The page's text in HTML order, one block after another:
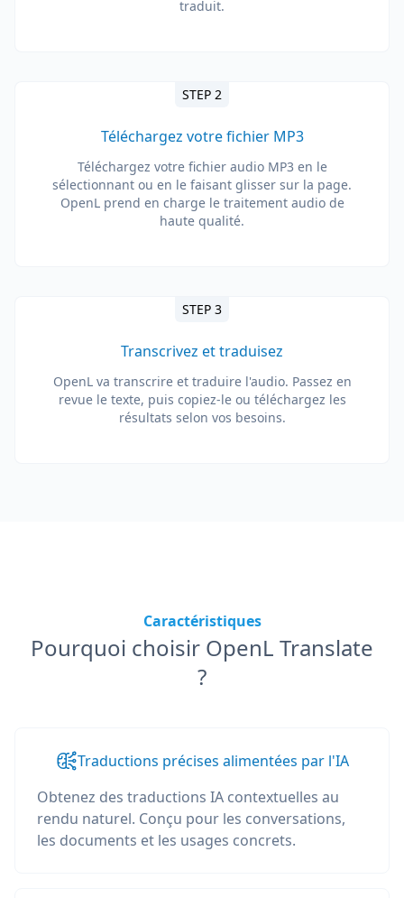
traduit.
STEP 2
Téléchargez votre fichier MP3
Téléchargez votre fichier audio MP3 en le
sélectionnant ou en le faisant glisser sur la page.
OpenL prend en charge le traitement audio de
haute qualité.
STEP 3
Transcrivez et traduisez
OpenL va transcrire et traduire l'audio. Passez en
revue le texte, puis copiez-le ou téléchargez les
résultats selon vos besoins.
Caractéristiques
Pourquoi choisir OpenL Translate
?
Traductions précises alimentées par l'IA
Obtenez des traductions IA contextuelles au
rendu naturel. Conçu pour les conversations,
les documents et les usages concrets.